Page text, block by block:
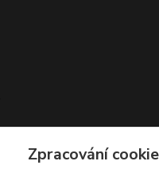
+420 725 613 837
Zpracování